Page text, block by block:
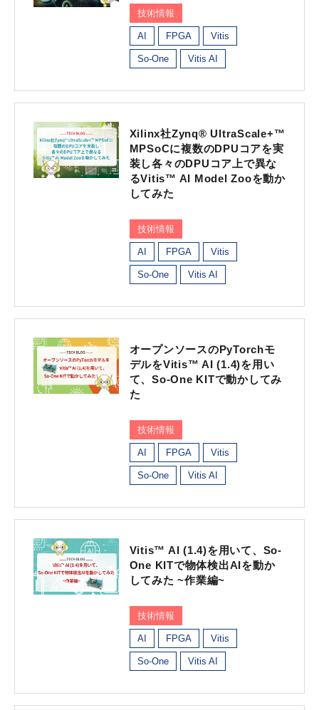
技術情報
AI FPGA Vitis
So-One Vitis AI
Xilinx社Zynq® UltraScale+™
MPSoCに複数のDPUコアを実
装し各々のDPUコア上で異な
るVitis™ AI Model Zooを動か
してみた
技術情報
AI FPGA Vitis
So-One Vitis AI
オープンソースのPyTorchモ
デルをVitis™ AI (1.4)を用い
て、So-One KITで動かしてみ
た
技術情報
AI FPGA Vitis
So-One Vitis AI
Vitis™ AI (1.4)を用いて、So-
One KITで物体検出AIを動か
してみた ~作業編~
技術情報
AI FPGA Vitis
So-One Vitis AI